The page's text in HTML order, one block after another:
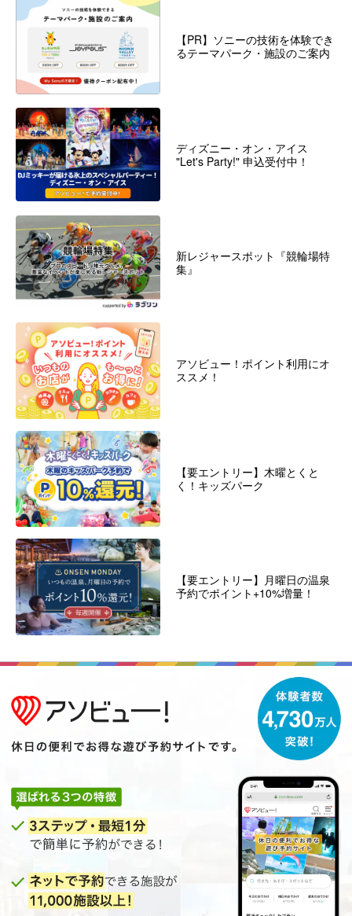
【PR】ソニーの技術を体験でき
るテーマパーク・施設のご案内
ディズニー・オン・アイス
"Let's Party!" 申込受付中！
新レジャースポット『競輪場特
集』
アソビュー！ポイント利用にオ
ススメ！
【要エントリー】木曜とくと
く！キッズパーク
【要エントリー】月曜日の温泉
予約でポイント+10%増量！